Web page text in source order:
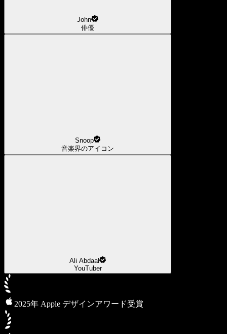
John
俳優
Snoop
音楽界のアイコン
Ali Abdaal
YouTuber
2025年 Apple デザインアワード受賞